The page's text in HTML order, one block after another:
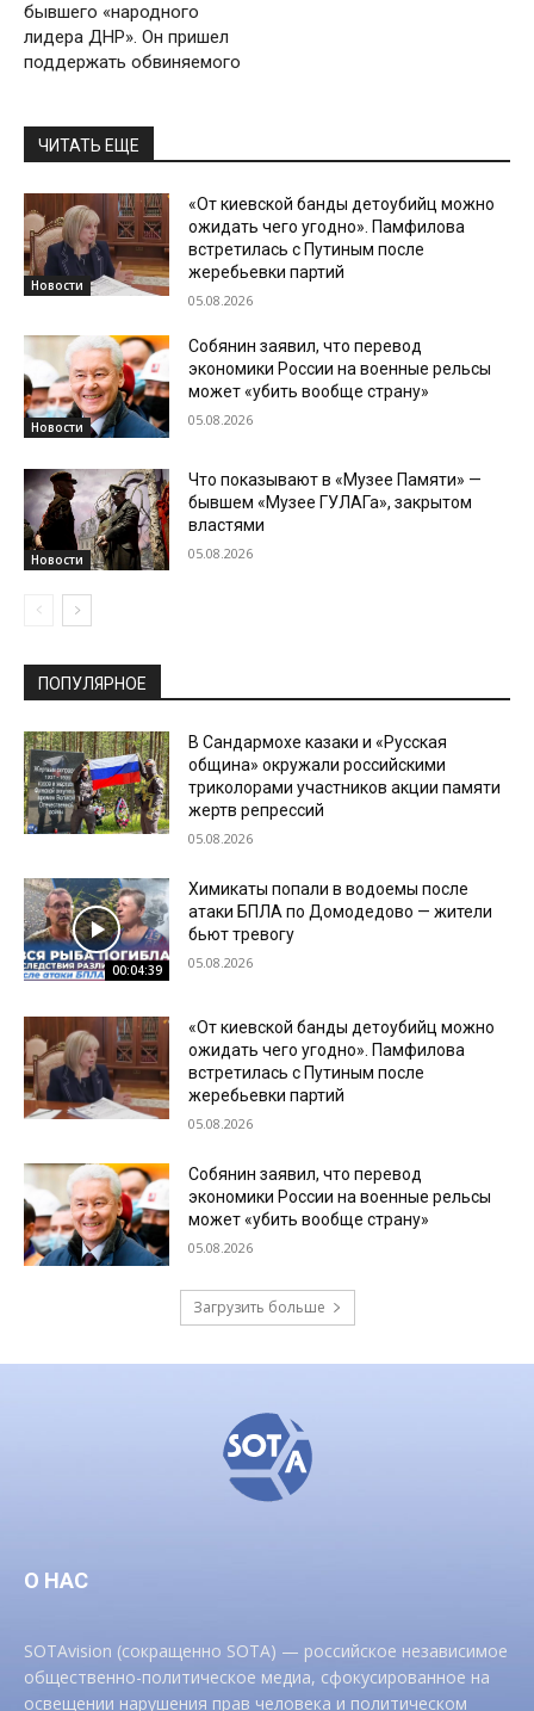
бывшего «народного
лидера ДНР». Он пришел
поддержать обвиняемого
ЧИТАТЬ ЕЩЕ
Новости
«От киевской банды детоубийц можно
ожидать чего угодно». Памфилова
встретилась с Путиным после
жеребьевки партий
05.08.2026
Новости
Собянин заявил, что перевод
экономики России на военные рельсы
может «убить вообще страну»
05.08.2026
Новости
Что показывают в «Музее Памяти» —
бывшем «Музее ГУЛАГа», закрытом
властями
05.08.2026
ПОПУЛЯРНОЕ
В Сандармохе казаки и «Русская
община» окружали российскими
триколорами участников акции памяти
жертв репрессий
05.08.2026
00:04:39
Химикаты попали в водоемы после
атаки БПЛА по Домодедово — жители
бьют тревогу
05.08.2026
«От киевской банды детоубийц можно
ожидать чего угодно». Памфилова
встретилась с Путиным после
жеребьевки партий
05.08.2026
Собянин заявил, что перевод
экономики России на военные рельсы
может «убить вообще страну»
05.08.2026
Загрузить больше
О НАС
SOTAvision (сокращенно SOTA) — российское независимое
общественно-политическое медиа, сфокусированное на
освещении нарушения прав человека и политическом